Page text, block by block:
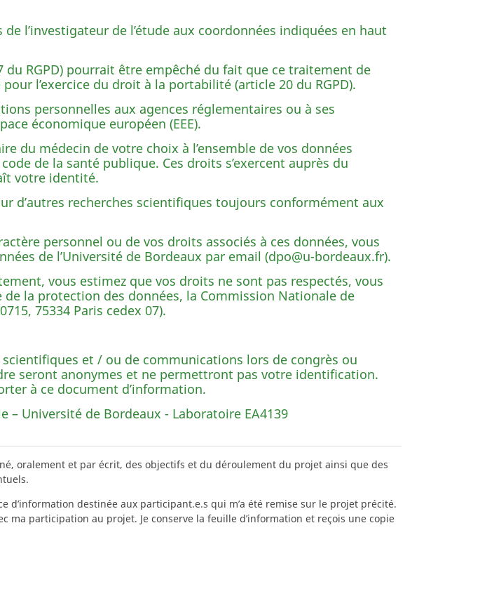
l’investigateur de l’étude aux coordonnées indiquées en haut
du RGPD) pourrait être empêché du fait que ce traitement de
l’exercice du droit à la portabilité (article 20 du RGPD).
personnelles aux agences réglementaires ou à ses
économique européen (EEE).
du médecin de votre choix à l’ensemble de vos données
de la santé publique. Ces droits s’exercent auprès du
votre identité.
d’autres recherches scientifiques toujours conformément aux
personnel ou de vos droits associés à ces données, vous
de l’Université de Bordeaux par email (dpo@u-bordeaux.fr).
vous estimez que vos droits ne sont pas respectés, vous
la protection des données, la Commission Nationale de
75334 Paris cedex 07).
et / ou de communications lors de congrès ou
seront anonymes et ne permettront pas votre identification.
à ce document d’information.
Université de Bordeaux - Laboratoire EA4139
oralement et par écrit, des objectifs et du déroulement du projet ainsi que des
destinée aux participant.e.s qui m’a été remise sur le projet précité.
ma participation au projet. Je conserve la feuille d’information et reçois une copie